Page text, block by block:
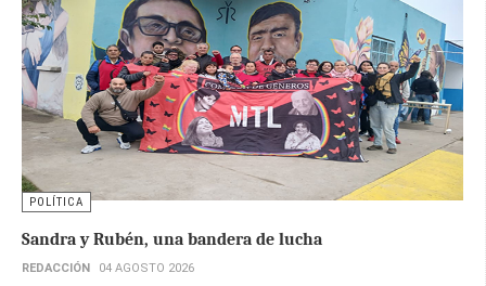
POLÍTICA
Sandra y Rubén, una bandera de lucha
REDACCIÓN 04 AGOSTO 2026